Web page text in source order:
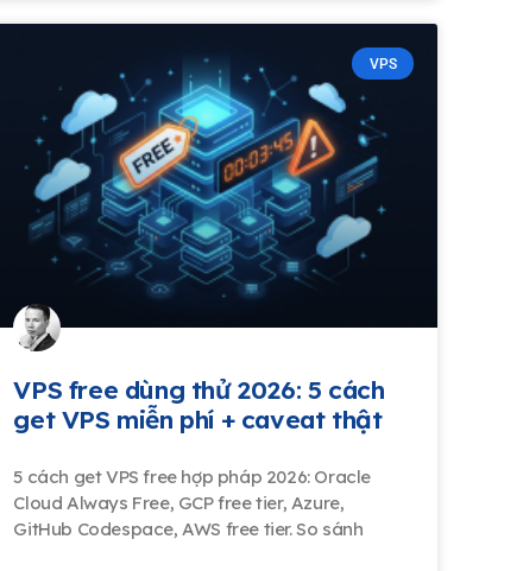
VPS
VPS free dùng thử 2026: 5 cách
get VPS miễn phí + caveat thật
5 cách get VPS free hợp pháp 2026: Oracle
Cloud Always Free, GCP free tier, Azure,
GitHub Codespace, AWS free tier. So sánh